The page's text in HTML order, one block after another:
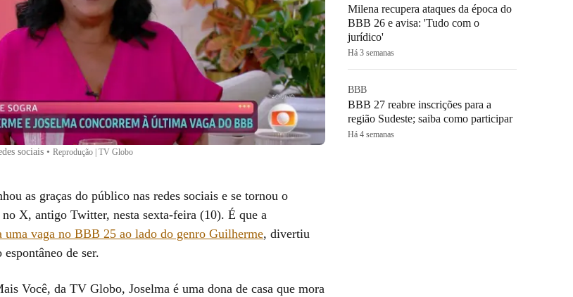
sociais • Reprodução | TV Globo
as graças do público nas redes sociais e se tornou o
no X, antigo Twitter, nesta sexta-feira (10). É que a
uma vaga no BBB 25 ao lado do genro Guilherme, divertiu
de ser.
Você, da TV Globo, Joselma é uma dona de casa que mora
Milena recupera ataques da época do
BBB 26 e avisa: 'Tudo com o
jurídico'
Há 3 semanas
BBB
BBB 27 reabre inscrições para a
região Sudeste; saiba como participar
Há 4 semanas